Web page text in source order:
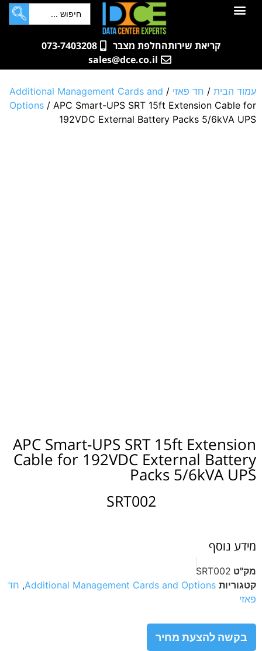
לתוכן
קריאת שירותהחלפת מצבר
073-7403208
sales@dce.co.il
עמוד הבית / חד פאזי /
Additional Management Cards and
Options / APC Smart-UPS SRT 15ft Extension Cable for
192VDC External Battery Packs 5/6kVA UPS
APC Smart-UPS SRT 15ft Extension
Cable for 192VDC External Battery
Packs 5/6kVA UPS
SRT002
מידע נוסף
מק"ט SRT002
קטגוריות Additional Management Cards and Options
, חד
פאזי
בקשה להצעת מחיר